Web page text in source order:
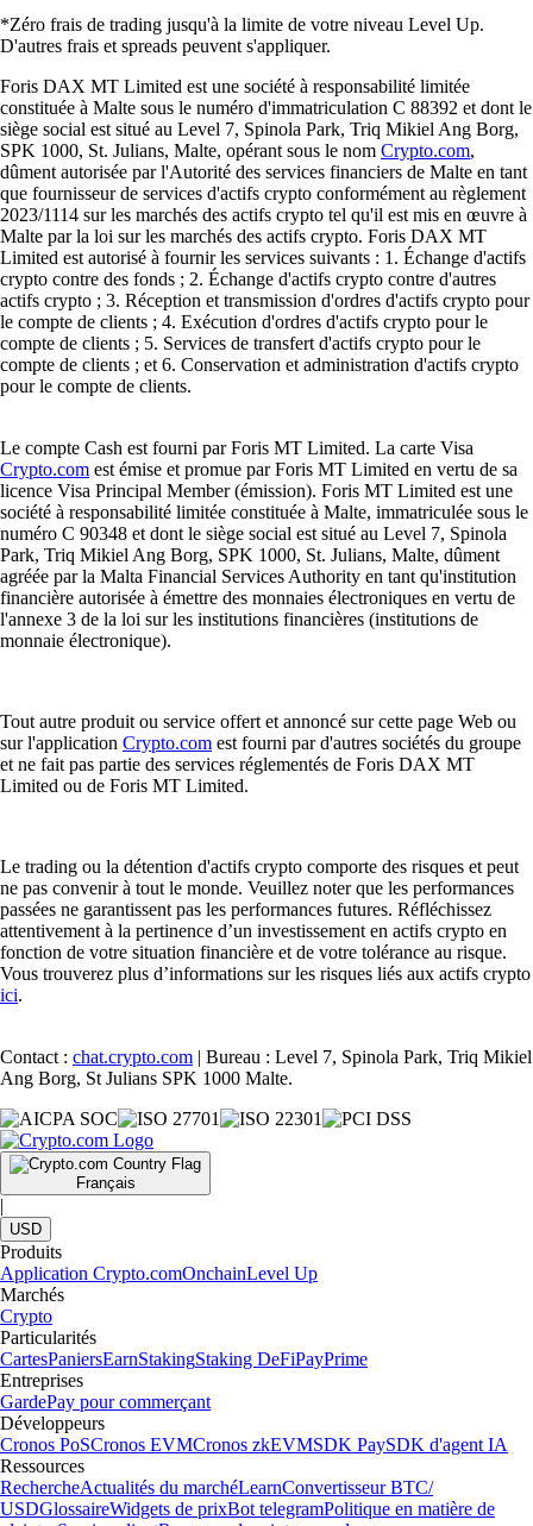
*Zéro frais de trading jusqu'à la limite de votre niveau Level Up.
D'autres frais et spreads peuvent s'appliquer.
Foris DAX MT Limited est une société à responsabilité limitée
constituée à Malte sous le numéro d'immatriculation C 88392 et dont le
siège social est situé au Level 7, Spinola Park, Triq Mikiel Ang Borg,
SPK 1000, St. Julians, Malte, opérant sous le nom Crypto.com,
dûment autorisée par l'Autorité des services financiers de Malte en tant
que fournisseur de services d'actifs crypto conformément au règlement
2023/1114 sur les marchés des actifs crypto tel qu'il est mis en œuvre à
Malte par la loi sur les marchés des actifs crypto. Foris DAX MT
Limited est autorisé à fournir les services suivants : 1. Échange d'actifs
crypto contre des fonds ; 2. Échange d'actifs crypto contre d'autres
actifs crypto ; 3. Réception et transmission d'ordres d'actifs crypto pour
le compte de clients ; 4. Exécution d'ordres d'actifs crypto pour le
compte de clients ; 5. Services de transfert d'actifs crypto pour le
compte de clients ; et 6. Conservation et administration d'actifs crypto
pour le compte de clients.
Le compte Cash est fourni par Foris MT Limited. La carte Visa
Crypto.com est émise et promue par Foris MT Limited en vertu de sa
licence Visa Principal Member (émission). Foris MT Limited est une
société à responsabilité limitée constituée à Malte, immatriculée sous le
numéro C 90348 et dont le siège social est situé au Level 7, Spinola
Park, Triq Mikiel Ang Borg, SPK 1000, St. Julians, Malte, dûment
agréée par la Malta Financial Services Authority en tant qu'institution
financière autorisée à émettre des monnaies électroniques en vertu de
l'annexe 3 de la loi sur les institutions financières (institutions de
monnaie électronique).
Tout autre produit ou service offert et annoncé sur cette page Web ou
sur l'application Crypto.com est fourni par d'autres sociétés du groupe
et ne fait pas partie des services réglementés de Foris DAX MT
Limited ou de Foris MT Limited.
Le trading ou la détention d'actifs crypto comporte des risques et peut
ne pas convenir à tout le monde. Veuillez noter que les performances
passées ne garantissent pas les performances futures. Réfléchissez
attentivement à la pertinence d’un investissement en actifs crypto en
fonction de votre situation financière et de votre tolérance au risque.
Vous trouverez plus d’informations sur les risques liés aux actifs crypto
ici.
Contact : chat.crypto.com | Bureau : Level 7, Spinola Park, Triq Mikiel
Ang Borg, St Julians SPK 1000 Malte.
Français
|
USD
Produits
Application Crypto.comOnchainLevel Up
Marchés
Crypto
Particularités
CartesPaniersEarnStakingStaking DeFiPayPrime
Entreprises
GardePay pour commerçant
Développeurs
Cronos PoSCronos EVMCronos zkEVMSDK PaySDK d'agent IA
Ressources
RechercheActualités du marchéLearnConvertisseur BTC/
USDGlossaireWidgets de prixBot telegramPolitique en matière de